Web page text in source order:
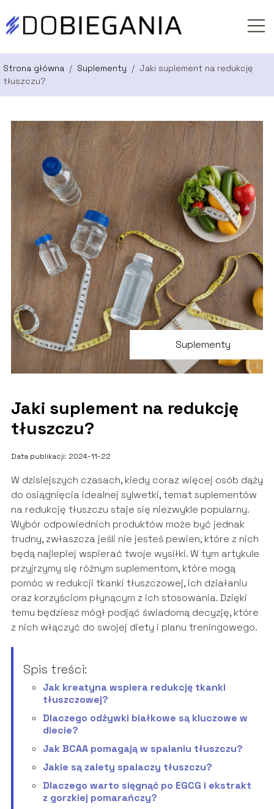
Strona główna / Suplementy / Jaki suplement na redukcję
tłuszczu?
Suplementy
Jaki suplement na redukcję
tłuszczu?
Data publikacji: 2024-11-22
W dzisiejszych czasach, kiedy coraz więcej osób dąży
do osiągnięcia idealnej sylwetki, temat suplementów
na redukcję tłuszczu staje się niezwykle popularny.
Wybór odpowiednich produktów może być jednak
trudny, zwłaszcza jeśli nie jesteś pewien, które z nich
będą najlepiej wspierać twoje wysiłki. W tym artykule
przyjrzymy się różnym suplementom, które mogą
pomóc w redukcji tkanki tłuszczowej, ich działaniu
oraz korzyściom płynącym z ich stosowania. Dzięki
temu będziesz mógł podjąć świadomą decyzję, które
z nich włączyć do swojej diety i planu treningowego.
Spis treści:
Jak kreatyna wspiera redukcję tkanki
tłuszczowej?
Dlaczego odżywki białkowe są kluczowe w
diecie?
Jak BCAA pomagają w spalaniu tłuszczu?
Jakie są zalety spalaczy tłuszczu?
Dlaczego warto sięgnąć po EGCG i ekstrakt
z gorzkiej pomarańczy?